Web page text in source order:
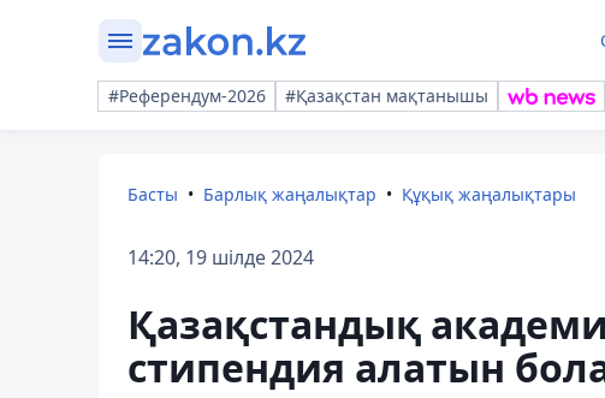
#Референдум-2026 #Қазақстан мақтанышы
Басты Барлық жаңалықтар Құқық жаңалықтары
14:20, 19 шілде 2024
Қазақстандық
стипендия алатын